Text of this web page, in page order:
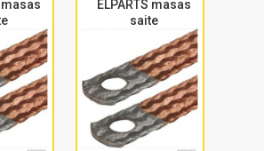
masas
ELPARTS masas
saite